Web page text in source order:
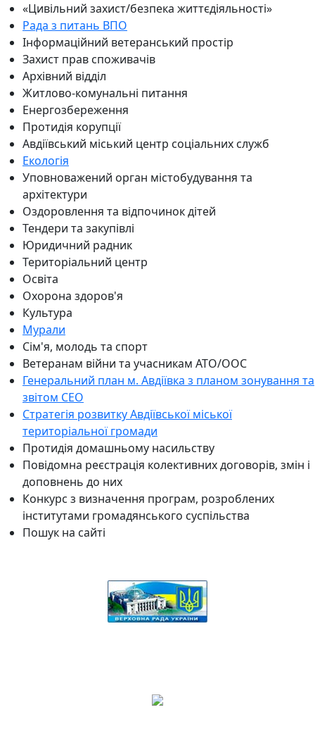
«Цивільний захист/безпека життєдіяльності»
Рада з питань ВПО
Інформаційний ветеранський простір
Захист прав споживачів
Архівний відділ
Житлово-комунальні питання
Енергозбереження
Протидія корупції
Авдіївський міський центр соціальних служб
Екологія
Уповноважений орган містобудування та
архітектури
Оздоровлення та відпочинок дітей
Тендери та закупівлі
Юридичний радник
Територіальний центр
Освіта
Охорона здоров'я
Культура
Мурали
Сім'я, молодь та спорт
Ветеранам війни та учасникам АТО/ООС
Генеральний план м. Авдіївка з планом зонування та
звітом СЕО
Стратегія розвитку Авдіївської міської
територіальної громади
Протидія домашньому насильству
Повідомна реєстрація колективних договорів, змін і
доповнень до них
Конкурс з визначення програм, розроблених
інститутами громадянського суспільства
Пошук на сайті